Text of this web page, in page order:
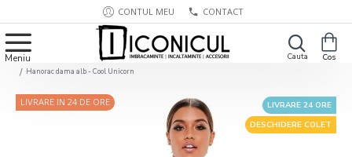
CONTUL MEU CONTACT
Hanorac dama alb - Cool Unicorn
DESCHIDERE COLET
LIVRARE 24 ORE
LIVRARE IN 24 DE ORE